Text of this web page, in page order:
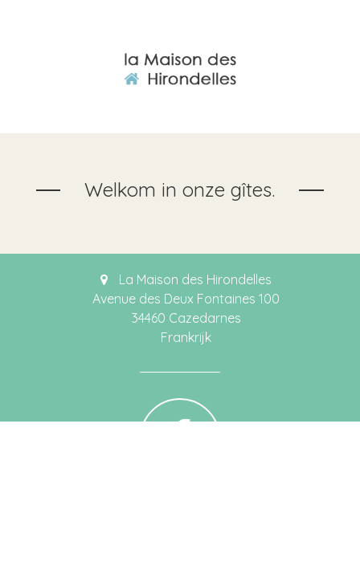
Welkom in onze gîtes.
La Maison des Hirondelles
Avenue des Deux Fontaines 100
34460 Cazedarnes
Frankrijk